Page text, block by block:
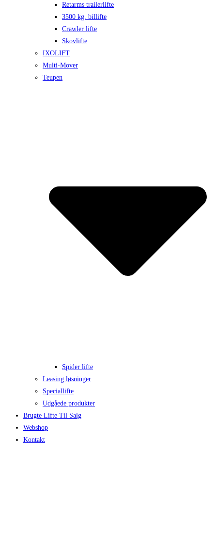
Retarms trailerlifte
3500 kg. billifte
Crawler lifte
Skovlifte
IXOLIFT
Multi-Mover
Teupen
Spider lifte
Leasing løsninger
Speciallifte
Udgåede produkter
Brugte Lifte Til Salg
Webshop
Kontakt